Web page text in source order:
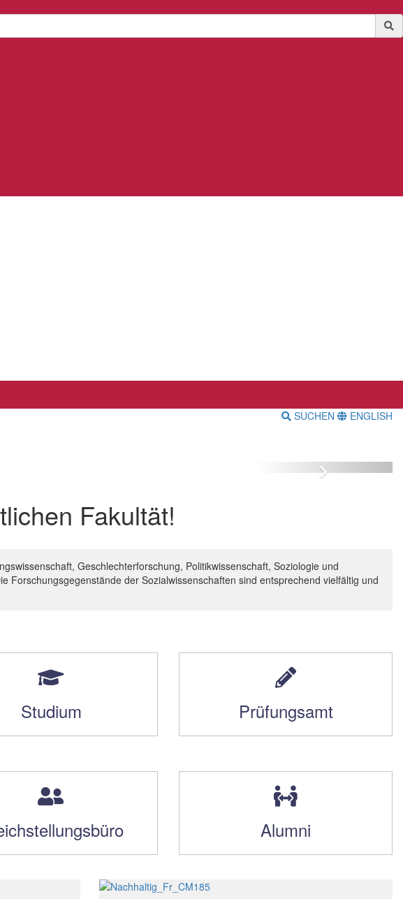
SUCHEN ENGLISH
Fakultät
Vor
Fakultät!
Geschlechterforschung, Politikwissenschaft, Soziologie und
der Sozialwissenschaften sind entsprechend vielfältig und
Studium Prüfungsamt
Alumni